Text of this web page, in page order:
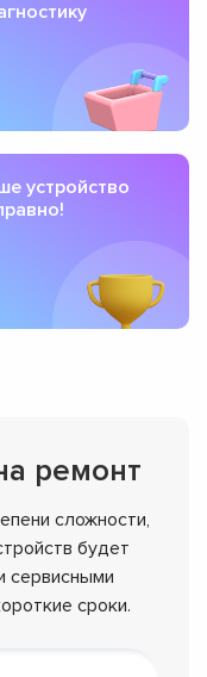
устройство
ремонт
сложности,
будет
сервисными
сроки.